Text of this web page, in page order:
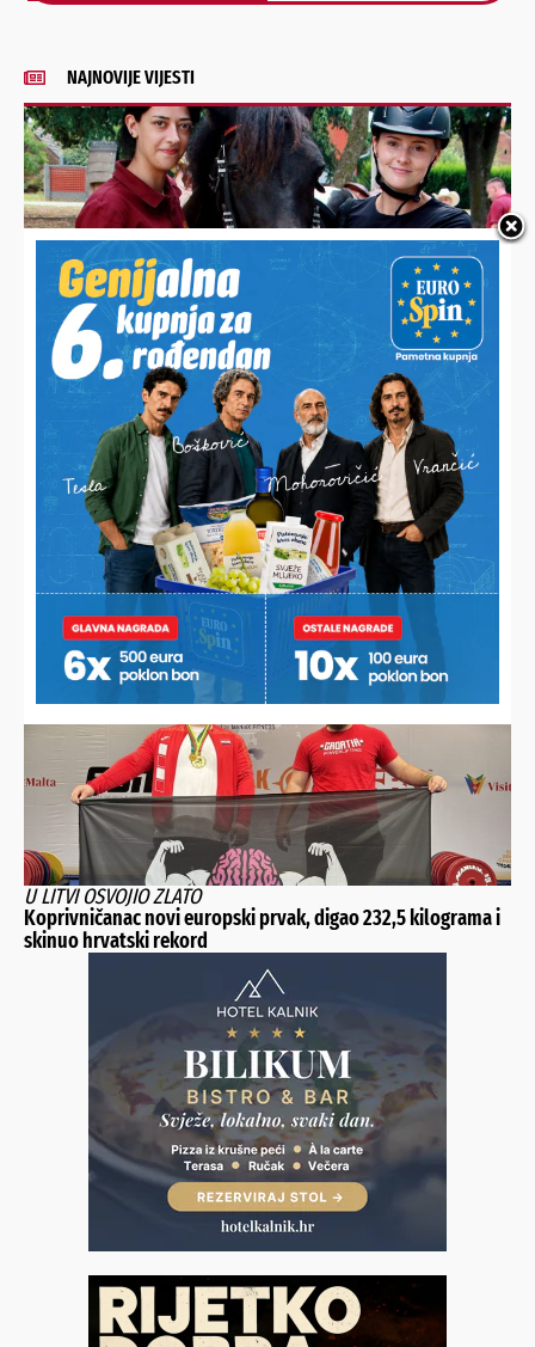
NAJNOVIJE VIJESTI
PRIREĐEN JE DEFILE JAHAČA I KOČIJA I DRUŽENJE
Sportski konjički klub Podravske Sesvete proslavio 20.
rođendan
MIKLINOVEC DRASTIČNO POMLADIO MOMČAD
Prioritet je razvoj igrača, a ne pozicija. Prosjek momčadi je
21 godina
U LITVI OSVOJIO ZLATO
Koprivničanac novi europski prvak, digao 232,5 kilograma i
skinuo hrvatski rekord